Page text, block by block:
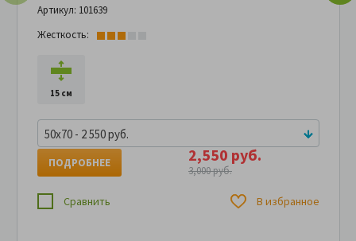
Артикул: 101639
Жесткость:
15 см
50x70 - 2 550 руб.
2,550 руб.
3,000 руб.
ПОДРОБНЕЕ
Сравнить В избранное